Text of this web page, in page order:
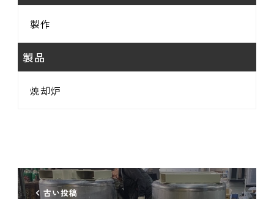
製作
製品
焼却炉
古い投稿